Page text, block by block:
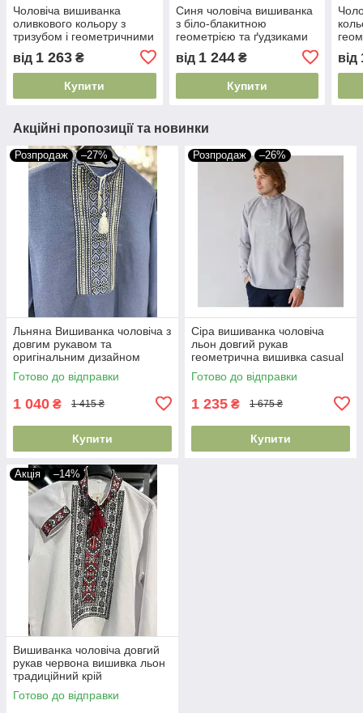
Чоловіча вишиванка
оливкового кольору з
тризубом і геометричними
вишивки розміри M–5XL
від 1 263 ₴
Купити
Синя чоловіча вишиванка
з біло-блакитною
геометрією та ґудзиками
на планці розміри S–5XL
від 1 244₴
Купити
від
Акційні пропозиції та новинки
Розпродаж –27%
Льняна Вишиванка чоловіча з
довгим рукавом та
оригінальним дизайном
ручна вишивка
Готово до відправки
1 040 ₴ 1 415 ₴
Купити
Розпродаж –26%
Сіра вишиванка чоловіча
льон довгий рукав
геометрична вишивка casual
стиль
Готово до відправки
1 235 ₴ 1 675 ₴
Купити
Акція –14%
Вишиванка чоловіча довгий
рукав червона вишивка льон
традиційний крій
Готово до відправки